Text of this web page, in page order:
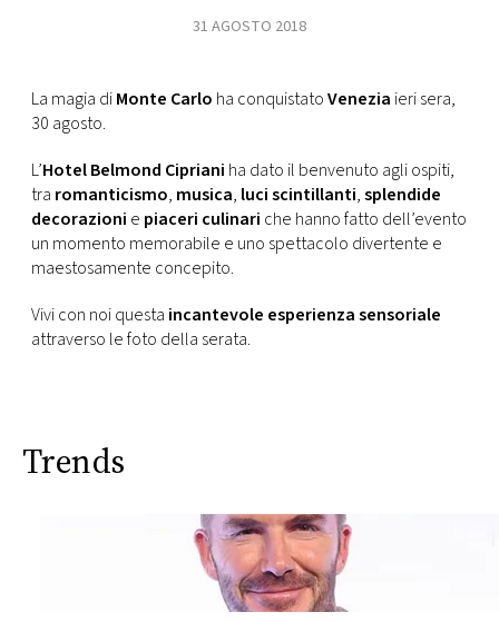
31 AGOSTO 2018
La magia diMonte Carlo ha conquistatoVenezia ieri sera,
30 agosto.
L’Hotel Belmond Cipriani ha dato il benvenuto agli ospiti,
tra romanticismo, musica, luci scintillanti,splendide
decorazioni e piaceri culinari che hanno fatto dell’evento
un momento memorabile e uno spettacolo divertente e
maestosamente concepito.
Vivi con noi questa incantevole esperienza sensoriale
attraverso le foto della serata.
Trends